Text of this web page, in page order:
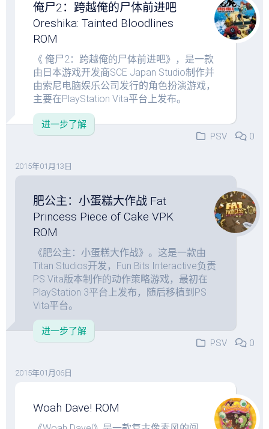
俺尸2：跨越俺的尸体前进吧
Oreshika: Tainted Bloodlines
ROM
《 俺尸2：跨越俺的尸体前进吧》，是一款
由日本游戏开发商SCE Japan Studio制作并
由索尼电脑娱乐公司发行的角色扮演游戏，
主要在PlayStation Vita平台上发布。
进一步了解
PSV
0
2015年01月13日
肥公主：小蛋糕大作战 Fat
Princess Piece of Cake VPK
ROM
《肥公主：小蛋糕大作战》。这是一款由
Titan Studios开发，Fun Bits Interactive负责
PS Vita版本制作的动作策略游戏，最初在
PlayStation 3平台上发布，随后移植到PS
Vita平台。
进一步了解
PSV
0
2015年01月06日
Woah Dave! ROM